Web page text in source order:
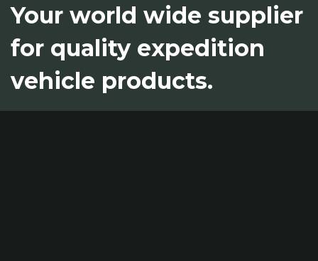
Your world wide supplier
for quality expedition
vehicle products.